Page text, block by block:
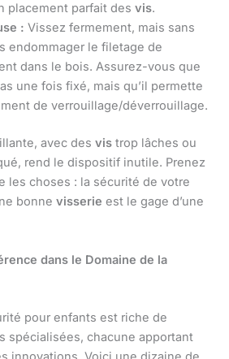
placement parfait des vis.
: Vissez fermement, mais sans
endommager le filetage de
dans le bois. Assurez-vous que
une fois fixé, mais qu’il permette
de verrouillage/déverrouillage.
avec des vis trop lâches ou
rend le dispositif inutile. Prenez
les choses : la sécurité de votre
bonne visserie est le gage d’une
dans le Domaine de la
pour enfants est riche de
spécialisées, chacune apportant